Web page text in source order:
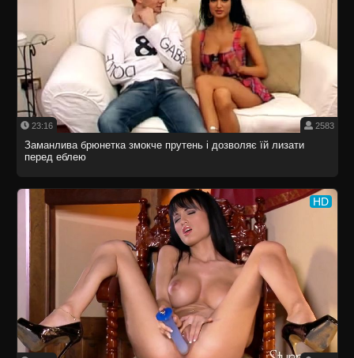
2583
23:16
Заманлива брюнетка змокче прутень і дозволяє їй лизати
перед еблею
HD